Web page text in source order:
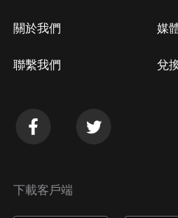
關於我們
聯繫我們
媒
兌
下載客戶端